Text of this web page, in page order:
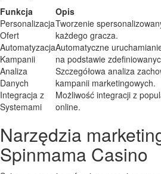
Funkcja
Opis
Personalizacja
Ofert
Tworzenie
każdego gracza.
Automatyzacja
Kampanii
Automatyczne
na podstawie
Analiza
Danych
Szczegółowa analiza
kampanii marketingowych.
Integracja z
Systemami
Możliwość integracji z
online.
Narzędzia
Spinmama Casino